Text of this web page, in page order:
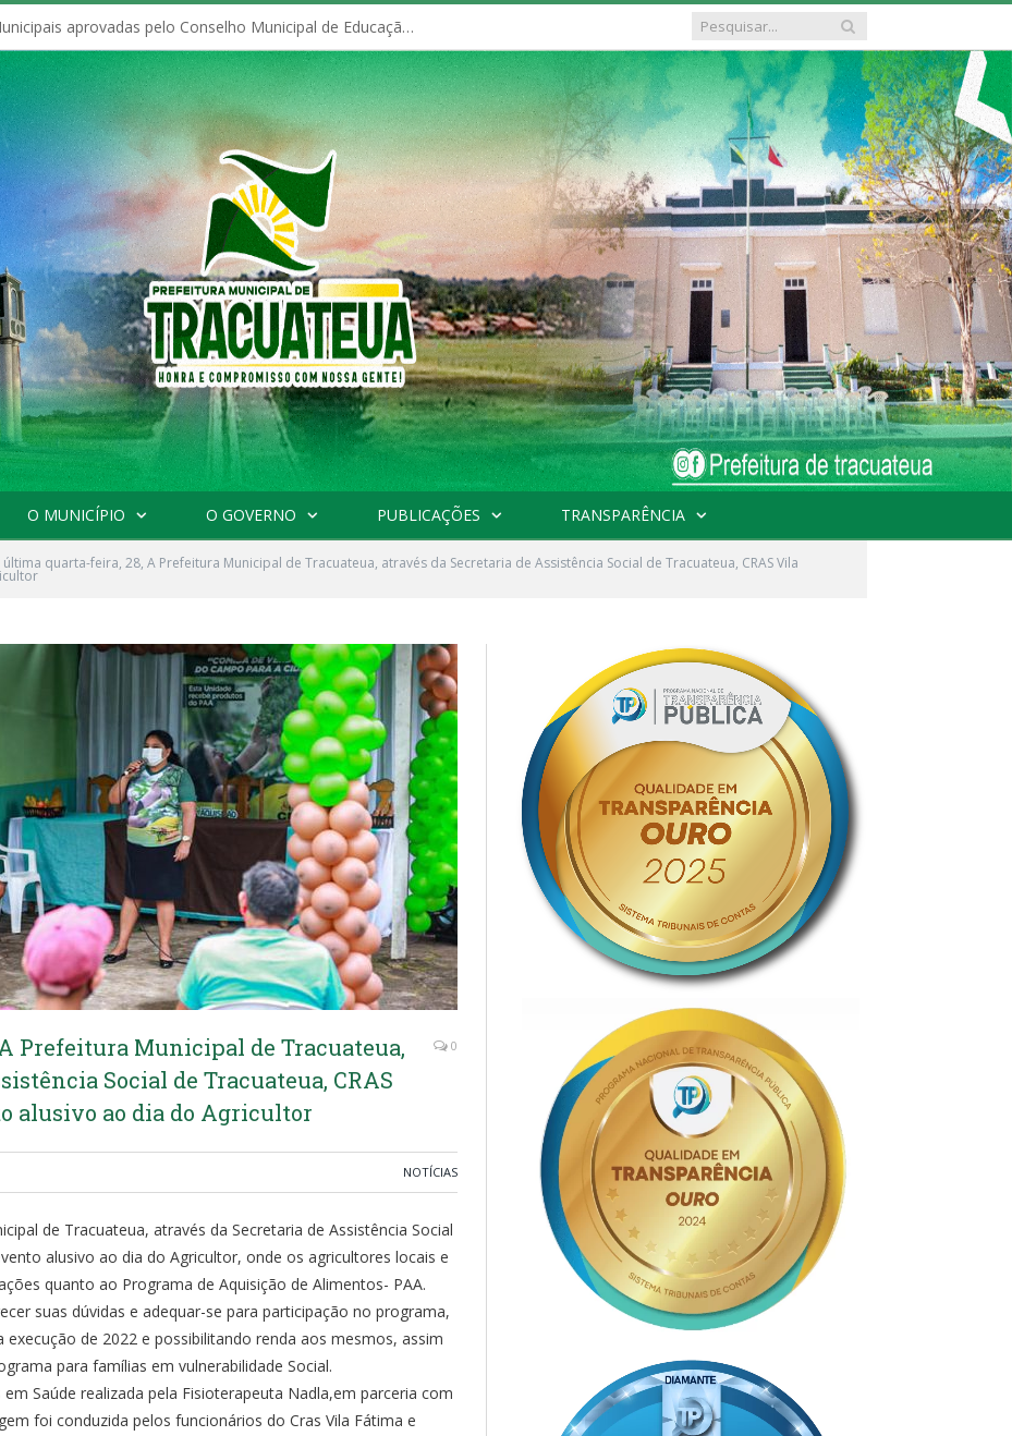
Políticas Municipais aprovadas pelo Conselho Municipal de Educação (CME)
O MUNICÍPIO O GOVERNO PUBLICAÇÕES TRANSPARÊNCIA
última quarta-feira, 28, A Prefeitura Municipal de Tracuateua, através da Secretaria de Assistência Social de Tracuateua, CRAS Vila
Prefeitura Municipal de Tracuateua,
Social de Tracuateua, CRAS
alusivo ao dia do Agricultor
0
NOTÍCIAS
de Tracuateua, através da Secretaria de Assistência Social
alusivo ao dia do Agricultor, onde os agricultores locais e
quanto ao Programa de Aquisição de Alimentos- PAA.
suas dúvidas e adequar-se para participação no programa,
de 2022 e possibilitando renda aos mesmos, assim
para famílias em vulnerabilidade Social.
Saúde realizada pela Fisioterapeuta Nadla,em parceria com
foi conduzida pelos funcionários do Cras Vila Fátima e